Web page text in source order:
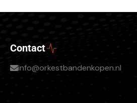
Contact
info@orkestbandenkopen.nl